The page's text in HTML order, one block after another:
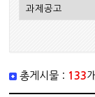
총게시물 : 133